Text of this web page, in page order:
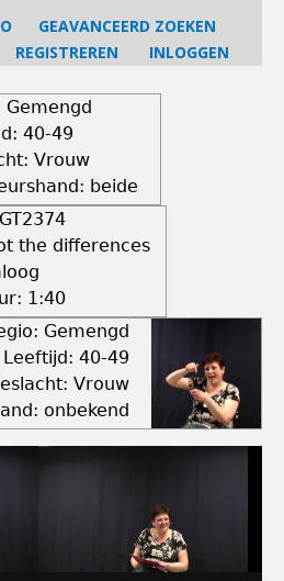
GEAVANCEERD ZOEKEN
REGISTREREN
INLOGGEN
Gemengd
40-49
Vrouw
beide
the differences
1:40
Gemengd
Leeftijd: 40-49
Vrouw
onbekend